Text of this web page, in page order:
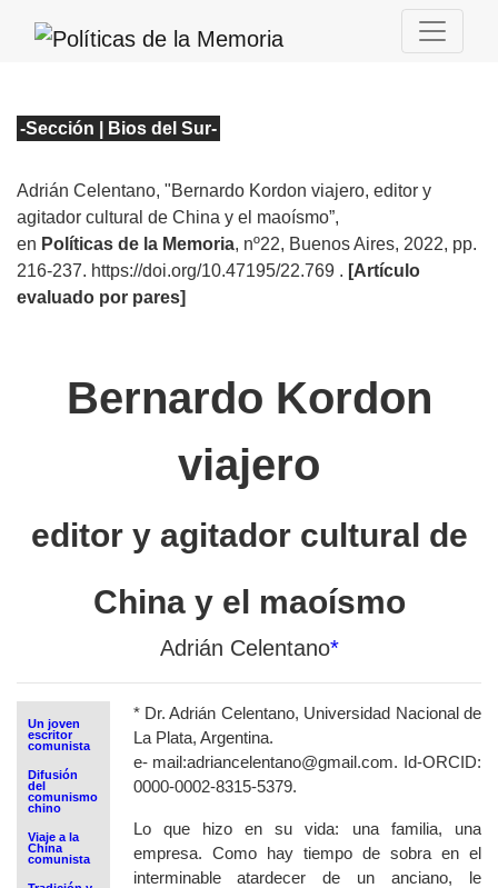
-Sección | Bios del Sur-
Adrián Celentano, "Bernardo Kordon viajero, editor y
agitador cultural de China y el maoísmo”,
en Políticas de la Memoria, nº22, Buenos Aires, 2022, pp.
216-237. https://doi.org/10.47195/22.769 . [Artículo
evaluado por pares]
Bernardo Kordon
viajero
editor y agitador cultural de
China y el maoísmo
Adrián Celentano*
Un joven
escritor
comunista
Difusión
del
comunismo
chino
Viaje a la
China
comunista
* Dr. Adrián Celentano, Universidad Nacional de
La Plata, Argentina.
e- mail:adriancelentano@gmail.com. Id-ORCID:
0000-0002-8315-5379.
Lo que hizo en su vida: una familia, una
empresa. Como hay tiempo de sobra en el
interminable atardecer de un anciano, le